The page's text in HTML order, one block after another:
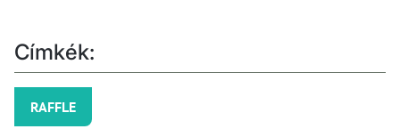
Címkék:
RAFFLE